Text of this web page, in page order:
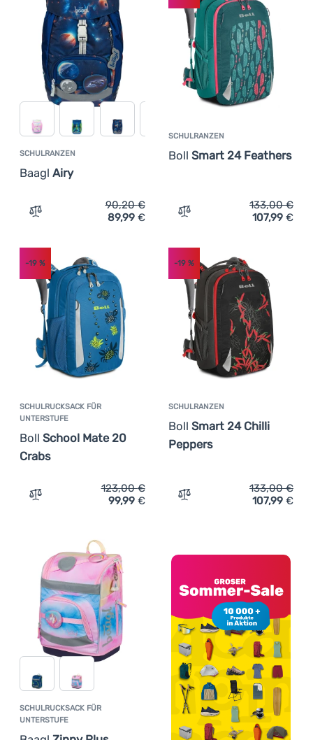
SCHULRANZEN
Baagl Airy
Zum Vergleich 'Schulranzen Baagl Airy' hinzufügen
90,20€
89,99 €
SCHULRANZEN
Boll Smart 24 Feathers
Zum Vergleich
133,00€
107,99 €
SCHULRUCKSACK FÜR
UNTERSTUFE
Boll School Mate 20
Crabs
-19 %
Zum Vergleich 'Schulrucksack für Unterstufe Boll
123,00€
99,99 €
SCHULRANZEN
Boll Smart 24 Chilli
Peppers
-19%
Zum Vergleich
133,00€
107,99 €
SCHULRUCKSACK FÜR
UNTERSTUFE